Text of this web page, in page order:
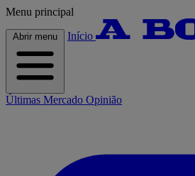
Menu principal
Abrir menu Início
Últimas Mercado Opinião